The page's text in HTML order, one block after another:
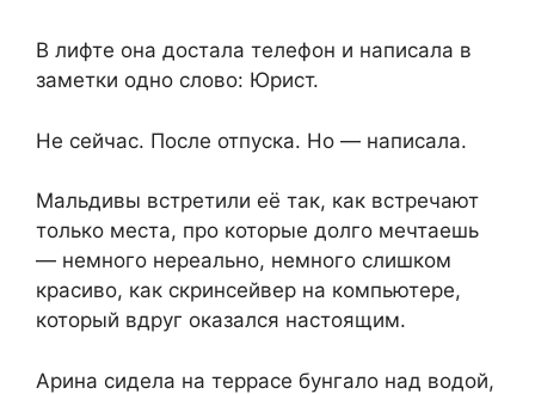
В лифте она достала телефон и написала в
заметки одно слово: Юрист.
Не сейчас. После отпуска. Но — написала.
Мальдивы встретили её так, как встречают
только места, про которые долго мечтаешь
— немного нереально, немного слишком
красиво, как скринсейвер на компьютере,
который вдруг оказался настоящим.
Арина сидела на террасе бунгало над водой,